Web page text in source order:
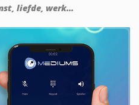
liefde, werk...